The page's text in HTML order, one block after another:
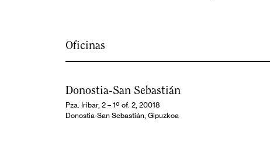
Oficinas
Donostia-San Sebastián
Pza. Iribar, 2 – 1º of. 2, 20018
Donostia-San Sebastián, Gipuzkoa